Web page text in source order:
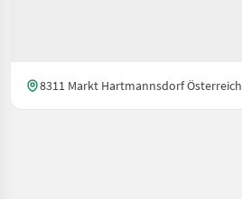
8311 Markt Hartmannsdorf Österreich